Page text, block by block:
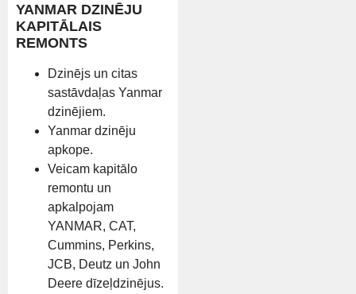
YANMAR DZINĒJU
KAPITĀLAIS
REMONTS
Dzinējs un citas
sastāvdaļas Yanmar
dzinējiem.
Yanmar dzinēju
apkope.
Veicam kapitālo
remontu un
apkalpojam
YANMAR, CAT,
Cummins, Perkins,
JCB, Deutz un John
Deere dīzeļdzinējus.